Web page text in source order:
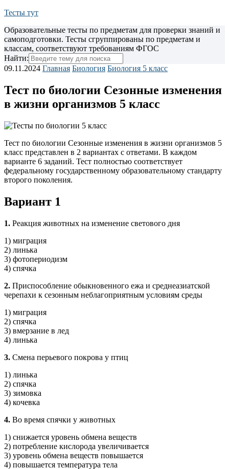
Тесты тут
Образовательные тесты по предметам для проверки знаний и
самоподготовки. Тесты сгруппированы по предметам и
классам, соответствуют требованиям ФГОС
Найти:
09.11.2024 Главная Биология Биология 5 класс
Тест по биологии Сезонные изменения
в жизни организмов 5 класс
Тест по биологии Сезонные изменения в жизни организмов 5
класс представлен в 2 вариантах с ответами. В каждом
варианте 6 заданий. Тест полностью соответствует
федеральному государственному образовательному стандарту
второго поколения.
Вариант 1
1. Реакция животных на изменение светового дня
1) миграция
2) линька
3) фотопериодизм
4) спячка
2. Приспособление обыкновенного ежа и среднеазиатской
черепахи к сезонным неблагоприятным условиям среды
1) миграция
2) спячка
3) вмерзание в лед
4) линька
3. Смена перьевого покрова у птиц
1) линька
2) спячка
3) зимовка
4) кочевка
4. Во время спячки у животных
1) снижается уровень обмена веществ
2) потребление кислорода увеличивается
3) уровень обмена веществ повышается
4) повышается температура тела